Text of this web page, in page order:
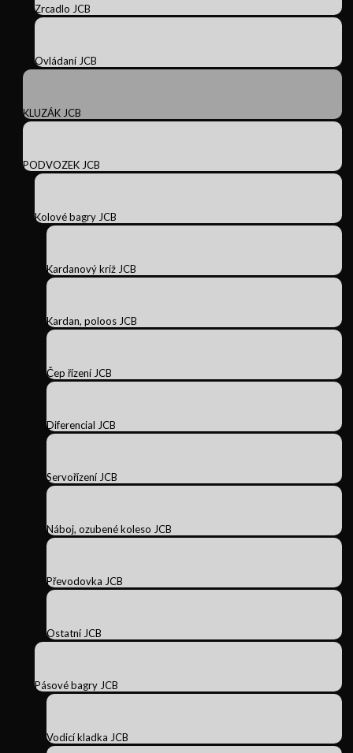
Zrcadlo JCB
Ovládaní JCB
KLUZÁK JCB
PODVOZEK JCB
Kolové bagry JCB
Kardanový kríž JCB
Kardan, poloos JCB
Čep řízení JCB
Diferencial JCB
Servořízení JCB
Náboj, ozubené koleso JCB
Převodovka JCB
Ostatní JCB
Pásové bagry JCB
Vodicí kladka JCB